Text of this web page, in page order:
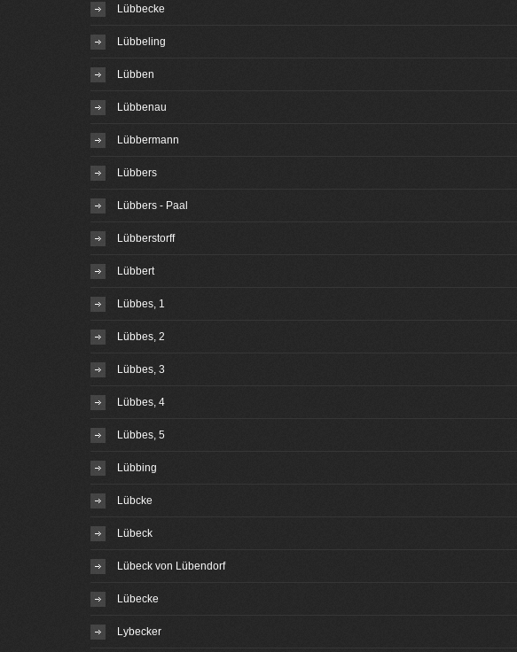
Lübbecke
Lübbeling
Lübben
Lübbenau
Lübbermann
Lübbers
Lübbers - Paal
Lübberstorff
Lübbert
Lübbes, 1
Lübbes, 2
Lübbes, 3
Lübbes, 4
Lübbes, 5
Lübbing
Lübcke
Lübeck
Lübeck von Lübendorf
Lübecke
Lybecker